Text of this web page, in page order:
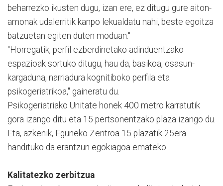
beharrezko ikusten dugu, izan ere, ez ditugu gure aiton-
amonak udalerritik kanpo lekualdatu nahi, beste egoitza
batzuetan egiten duten moduan."
"Horregatik, perfil ezberdinetako adinduentzako
espazioak sortuko ditugu, hau da, basikoa, osasun-
kargaduna, narriadura kognitiboko perfila eta
psikogeriatrikoa," gaineratu du.
Psikogeriatriako Unitate honek 400 metro karratutik
gora izango ditu eta 15 pertsonentzako plaza izango du.
Eta, azkenik, Eguneko Zentroa 15 plazatik 25era
handituko da erantzun egokiagoa emateko.
Kalitatezko zerbitzua